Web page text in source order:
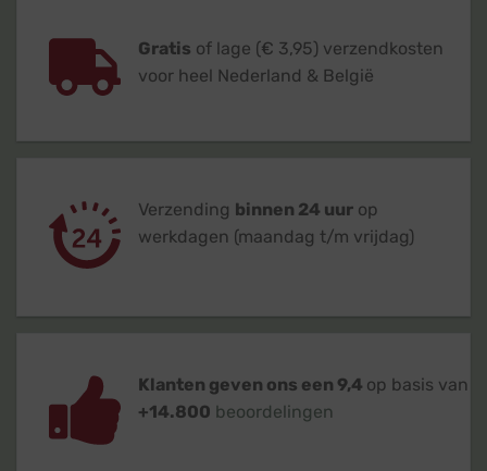
Gratis of lage (€ 3,95) verzendkosten
voor heel Nederland & België
Verzending binnen 24 uur op
werkdagen (maandag t/m vrijdag)
Klanten geven ons een 9,4 op basis van
+14.800 beoordelingen